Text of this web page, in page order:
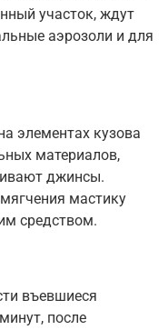
участок, ждут
аэрозоли и для
элементах кузова
материалов,
джинсы.
мастику
средством.
въевшиеся
после